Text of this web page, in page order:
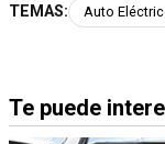
TEMAS: Auto